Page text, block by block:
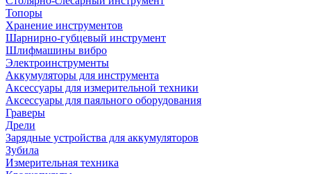
Топоры
Хранение инструментов
Шарнирно-губцевый инструмент
Шлифмашины вибро
Электроинструменты
Аккумуляторы для инструмента
Аксессуары для измерительной техники
Аксессуары для паяльного оборудования
Граверы
Дрели
Зарядные устройства для аккумуляторов
Зубила
Измерительная техника